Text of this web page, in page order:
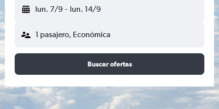
lun. 7/9 - lun. 14/9
1 pasajero, Económica
Buscar ofertas